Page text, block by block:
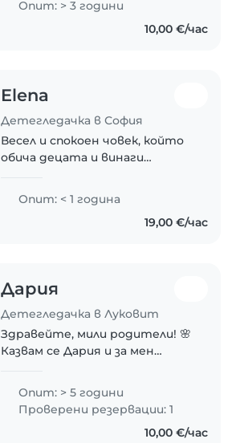
разговори за любими животни,
мечти и големи детски
Опит: > 3 години
10,00 €/час
Elena
Детегледачка в София
Весел и спокоен човек, който
обича децата и винаги
обичам да помагам
Опит: < 1 година
19,00 €/час
Дария
Детегледачка в Луковит
Здравейте, мили родители! 🌸
Казвам се Дария и за мен
призвание, което изпълвам с
много търпение и внимание.
Опит: > 5 години
Проверени резервации: 1
10,00 €/час